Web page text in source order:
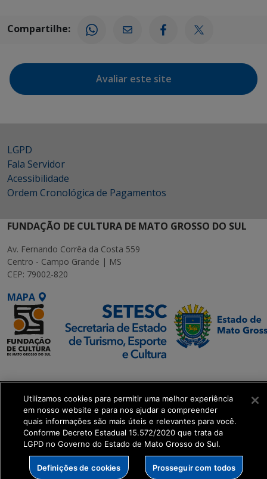
Compartilhe:
Avaliar este site
LGPD
Fala Servidor
Acessibilidade
Ordem Cronológica de Pagamentos
FUNDAÇÃO DE CULTURA DE MATO GROSSO DO SUL
Av. Fernando Corrêa da Costa 559
Centro - Campo Grande | MS
CEP: 79002-820
MAPA
Transformação Digital
get_footer();
Utilizamos cookies para permitir uma melhor experiência
em nosso website e para nos ajudar a compreender
quais informações são mais úteis e relevantes para você.
Conforme Decreto Estadual 15.572/2020 que trata da
LGPD no Governo do Estado de Mato Grosso do Sul.
Definições de cookies Prosseguir com todos